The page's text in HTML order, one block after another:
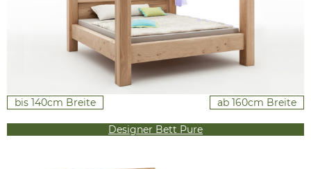
bis 140cm Breite ab 160cm Breite
Designer Bett Pure